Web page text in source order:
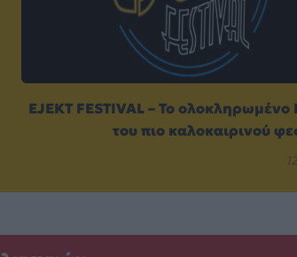
EJEKT FESTIVAL – Το
του πιο καλοκαιρινού